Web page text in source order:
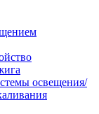
освещения/